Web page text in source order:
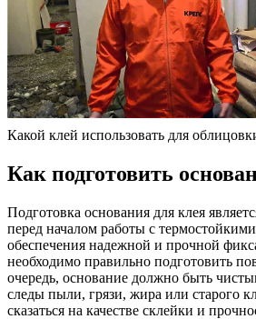
Какой клей использовать для
Как подготовить
Подготовка основания для клея
перед началом работы с
обеспечения надежной и прочной
необходимо правильно подготовить
очередь, основание должно быть
следы пыли, грязи, жира или старого
сказаться на качестве склейки и